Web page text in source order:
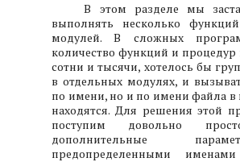
В этом разделе мы
выполнять несколько
модулей. В сложных
количество функций и процедур
сотни и тысячи, хотелось бы
в отдельных модулях, и
по имени, но и по имени файла в
находятся. Для решения этой
поступим довольно
дополнительные
предопределенными